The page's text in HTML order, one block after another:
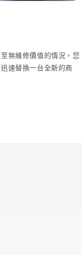
無維修價值的情況，您
速替換一台全新的商